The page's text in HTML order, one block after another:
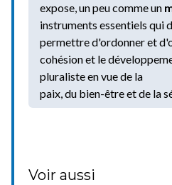
expose, un peu comme un
instruments essentiels qui
permettre d'ordonner et
cohésion et le
pluraliste en vue de la
paix, du bien-être et de la
Voir aussi